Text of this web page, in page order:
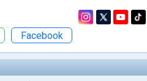
Facebook